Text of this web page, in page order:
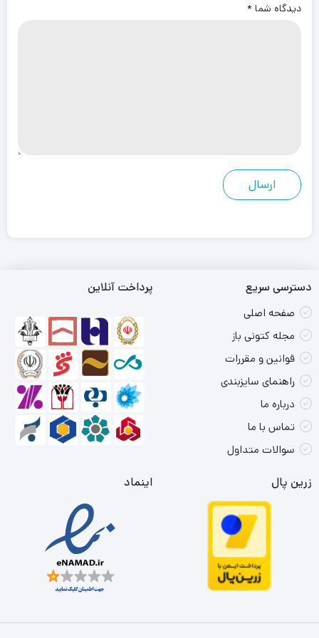
دیدگاه شما *
دسترسی سریع
صفحه اصلی
مجله کتونی باز
قوانین و مقررات
راهنمای سایزبندی
درباره ما
تماس با ما
سوالات متداول
پرداخت آنلاین
زرین پال اینماد